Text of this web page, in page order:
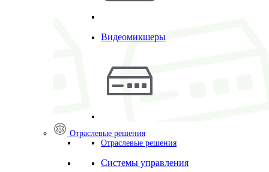
Видеомикшеры
Отраслевые решения
Отраслевые решения
Системы управления